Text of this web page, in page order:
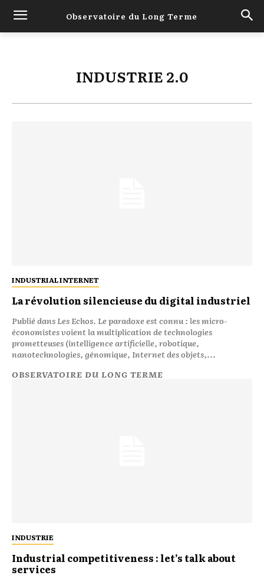
Observatoire du Long Terme
INDUSTRIE 2.0
INDUSTRIAL INTERNET
La révolution silencieuse du digital industriel
Publié dans Les Echos. Le paradoxe est connu : les micro-
économistes voient la multiplication de technologies
prometteuses (intelligence artificielle, robotique,
nanotechnologies, génomique, Internet des objets,...
OBSERVATOIRE DU LONG TERME
INDUSTRIE
Industrial competitiveness : let’s talk about
services